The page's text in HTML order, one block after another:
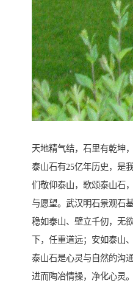
天地精气结，石里有乾坤
泰山石有25亿年历史，是
们敬仰泰山，歌颂泰山石
与愿望。武汉明石景观石
稳如泰山、壁立千仞，无
下，任重道远；安如泰山
泰山石是心灵与自然的沟
进而陶冶情操，净化心灵。